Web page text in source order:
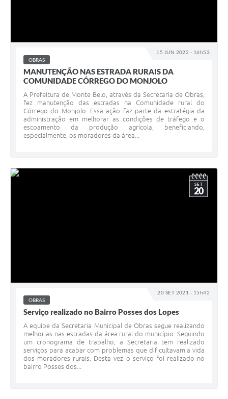
15 JUN 2022 - 16h53
OBRAS
MANUTENÇÃO NAS ESTRADA RURAIS DA
COMUNIDADE CÓRREGO DO MONJOLO
A Prefeitura de Monte Belo, através da Secretaria de Obras,
fez manutenção das estradas na Comunidade rural do
Córrego do Monjolo. Essa ação faz parte da estratégia da
administração em melhorar as condições de tráfego e o
escoamento da produção agrícola, beneficiando,
especialmente, os moradores da área...
20 SET 2021 - 15h42
SET
20
OBRAS
Serviço realizado no Bairro Posses dos Lopes
A equipe da Secretaria Municipal de Obras segue realizando
melhorias nas estradas da área rural do município. Seguindo
um cronograma de trabalho, a Secretaria tem realizado
serviços para acabar com problemas que dificultavam a vida
dos moradores rurais. Desta vez o serviço foi realizado no
bairro Posses dos...